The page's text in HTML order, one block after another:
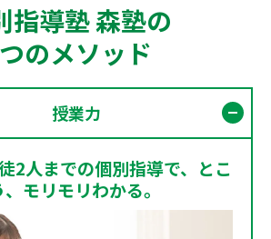
指導塾 森塾の
のメソッド
授業力
2人までの個別指導で、とこ
モリモリわかる。